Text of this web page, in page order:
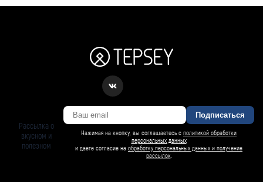
Рассылка о
вкусном и
полезном
Подписаться
Нажимая на кнопку, вы соглашаетесь с политикой обработки
персональных данных
и даете согласие на обработку персональных данных и получение
рассылок